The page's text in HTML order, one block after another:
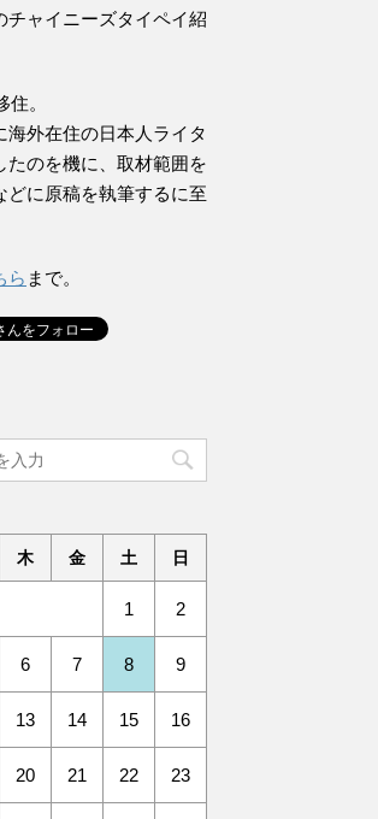
チャイニーズタイペイ紹
。
海外在住の日本人ライタ
たのを機に、取材範囲を
どに原稿を執筆するに至
ら まで。
木 金 土 日
1 2
6 7 8 9
13 14 15 16
20 21 22 23